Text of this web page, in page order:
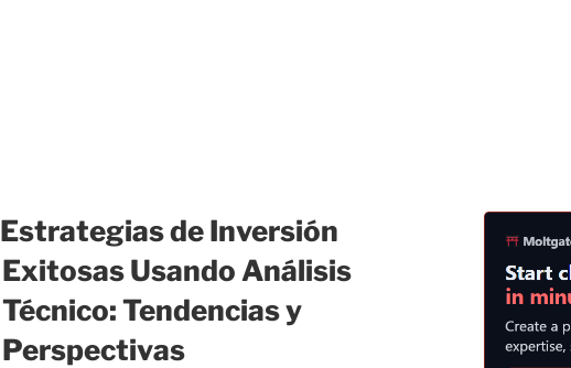
Estrategias de Inversión
Exitosas Usando Análisis
Técnico: Tendencias y
Perspectivas